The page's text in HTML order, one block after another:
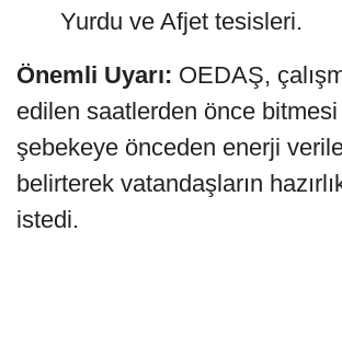
Yurdu ve Afjet tesisleri.
Önemli Uyarı: OEDAŞ,
edilen saatlerden önce
şebekeye önceden enerji
belirterek vatandaşların
istedi.